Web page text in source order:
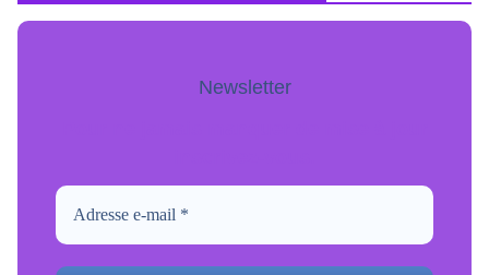
Newsletter